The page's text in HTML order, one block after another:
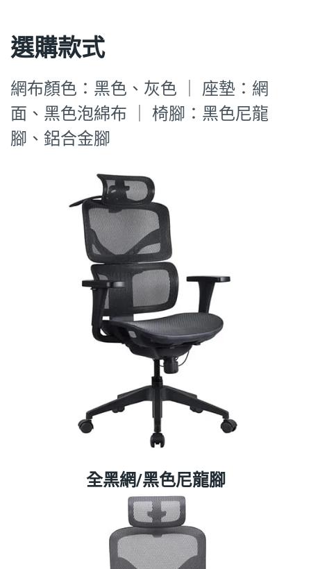
選購款式
網布顏色：黑色、灰色 ｜ 座墊：網
面、黑色泡綿布 ｜ 椅腳：黑色尼龍
腳、鋁合金腳
全黑網/黑色尼龍腳